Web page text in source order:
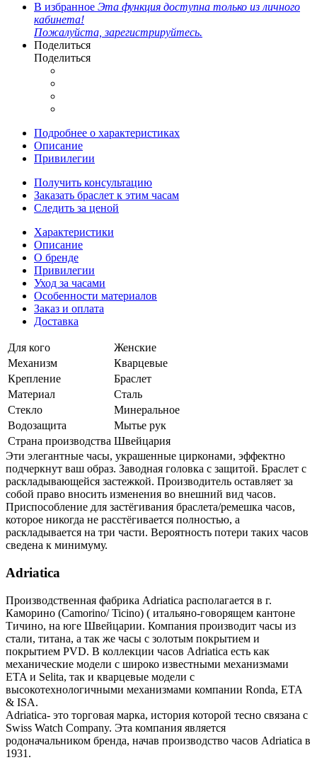
В избранное Эта функция доступна только из личного
кабинета!
Пожалуйста, зарегистрируйтесь.
Поделиться
Поделиться
Подробнее о характеристиках
Описание
Привилегии
Получить консультацию
Заказать браслет к этим часам
Следить за ценой
Характеристики
Описание
О бренде
Привилегии
Уход за часами
Особенности материалов
Заказ и оплата
Доставка
Для кого
Женские
Механизм
Кварцевые
Крепление
Браслет
Материал
Сталь
Стекло
Минеральное
Водозащита
Мытье рук
Страна производства Швейцария
Эти элегантные часы, украшенные цирконами, эффектно
подчеркнут ваш образ. Заводная головка с защитой. Браслет с
раскладывающейся застежкой. Производитель оставляет за
собой право вносить изменения во внешний вид часов.
Приспособление для застёгивания браслета/ремешка часов,
которое никогда не расстёгивается полностью, а
раскладывается на три части. Вероятность потери таких часов
сведена к минимуму.
Adriatica
Производственная фабрика Adriatica располагается в г.
Каморино (Camorino/ Ticino) ( итальяно-говорящем кантоне
Тичино, на юге Швейцарии. Компания производит часы из
стали, титана, а так же часы с золотым покрытием и
покрытием PVD. В коллекции часов Adriatica есть как
механические модели с широко известными механизмами
ETA и Selita, так и кварцевые модели с
высокотехнологичными механизмами компании Ronda, ETA
& ISA.
Adriatica- это торговая марка, история которой тесно связана с
Swiss Watch Company. Эта компания является
родоначальником бренда, начав производство часов Adriatica в
1931.